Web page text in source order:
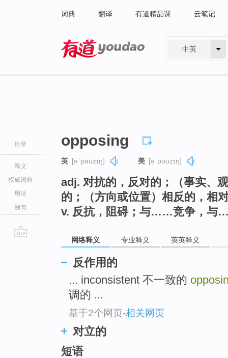
词典 翻译 有道精品课 云笔记
中英
目录
释义
权威词典
用法
例句
opposing
英 [əˈpəʊzɪŋ] 美 [əˈpoʊzɪŋ]
adj. 对抗的，反对的；（事实、
的；（方向或位置）相反的，相
v. 反抗，阻碍；与……竞争，与
网络释义 专业释义 英英释义
反作用的
... inconsistent 不一致的
调的 ...
基于2个网页-相关网页
对立的
短语